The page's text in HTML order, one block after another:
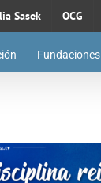
Sasek OCG
Fundaciones